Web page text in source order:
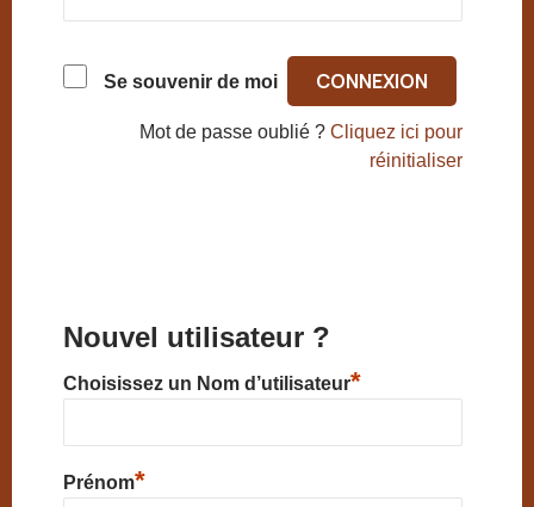
Se souvenir de moi
Mot de passe oublié ?Cliquez ici pour
réinitialiser
Nouvel utilisateur ?
Choisissez un Nom d’utilisateur*
Prénom*